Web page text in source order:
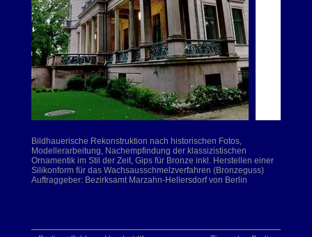
Bildhauerische Rekonstruktion nach historischen Fotos,
Modellerarbeitung, Nachempfindung der klassizistischen
Ornamentik im Stil der Zeit, Gips für Bronze inkl. Herstellen einer
Silikonform für das Wachsausschmelzverfahren (Bronzeguss)
Auftraggeber: Bezirksamt Marzahn-Hellersdorf von Berlin